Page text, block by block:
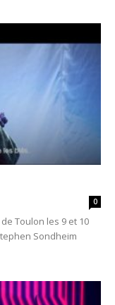
0
Toulon les 9 et 10
Sondheim